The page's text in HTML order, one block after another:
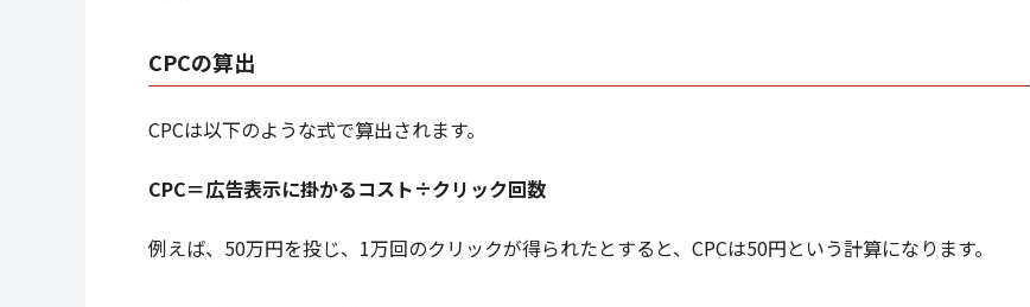
CPCの算出
CPCは以下のような式で算出されます。
CPC＝広告表示に掛かるコスト÷クリック回数
例えば、50万円を投じ、1万回のクリックが得られたとすると、CPCは50円という計算になります。